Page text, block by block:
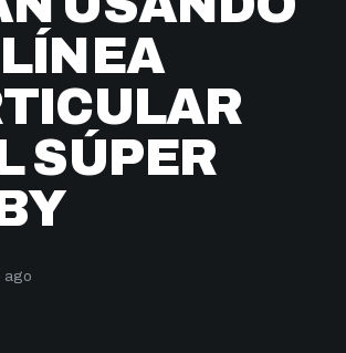
SÚPER
ago